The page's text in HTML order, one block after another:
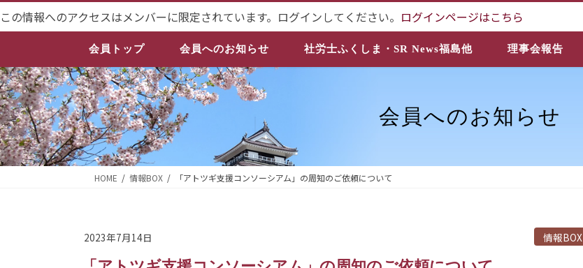
ン
ン
ツ
へ
ス
キ
ッ
ビ
ー
シ
ョ
ン
に
移
この情報へのアクセスはメンバーに限定されています。ログインしてください。 ログインページはこちら
会員トップ 会員へのお知らせ 社労士ふくしま・SR News福島他 理事会報告
会員へのお知らせ
HOME 情報BOX 「アトツギ支援コンソーシアム」の周知のご依頼について
2023年7月14日 情報BOX